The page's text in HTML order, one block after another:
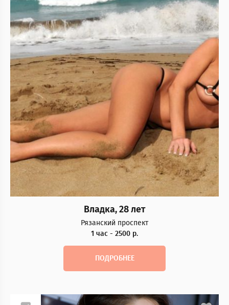
Владка, 28 лет
Рязанский проспект
1 час - 2500 р.
ПОДРОБНЕЕ